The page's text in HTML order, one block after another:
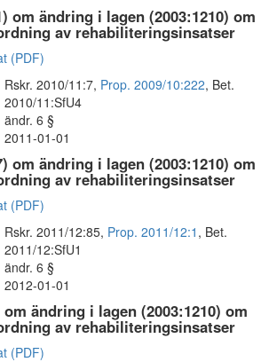
om ändring i lagen (2003:1210) om
av rehabiliteringsinsatser
(PDF)
Rskr. 2010/11:7, Prop. 2009/10:222, Bet.
2010/11:SfU4
ändr. 6 §
2011-01-01
om ändring i lagen (2003:1210) om
av rehabiliteringsinsatser
(PDF)
Rskr. 2011/12:85, Prop. 2011/12:1 , Bet.
2011/12:SfU1
ändr. 6 §
2012-01-01
om ändring i lagen (2003:1210) om
av rehabiliteringsinsatser
(PDF)